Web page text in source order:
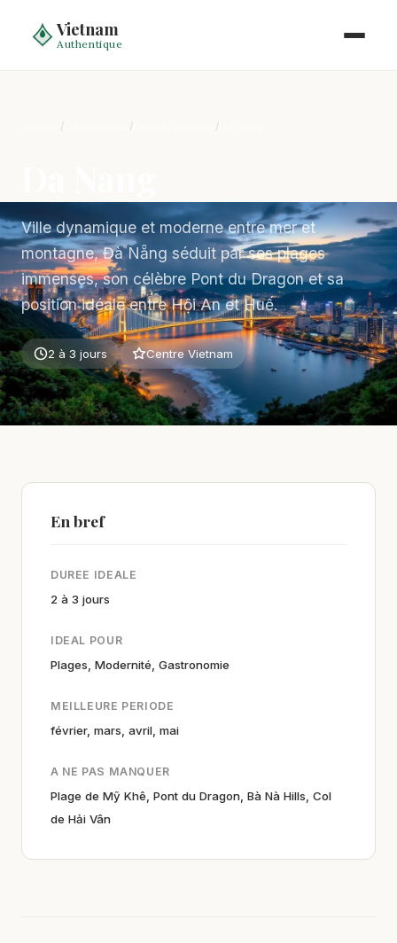
Vietnam
Authentique
/ / /
Ville dynamique et moderne entre mer et
montagne, Đà Nẵng séduit par ses plages
immenses, son célèbre Pont du Dragon et sa
position idéale entre Hội An et Huế.
2 à 3 jours Centre Vietnam
En bref
DUREE IDEALE
2 à 3 jours
IDEAL POUR
Plages, Modernité, Gastronomie
MEILLEURE PERIODE
février, mars, avril, mai
A NE PAS MANQUER
Plage de Mỹ Khê, Pont du Dragon, Bà Nà Hills, Col
de Hải Vân